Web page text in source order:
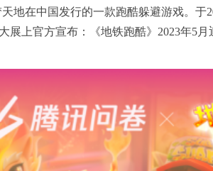
天地在中国发行的一款跑酷躲避游戏。于
展上官方宣布：《地铁跑酷》2023年5